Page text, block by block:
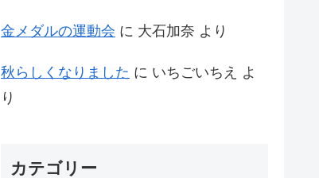
金メダルの運動会 に 大石加奈 より
秋らしくなりました に いちごいちえ
よ
り
カテゴリー